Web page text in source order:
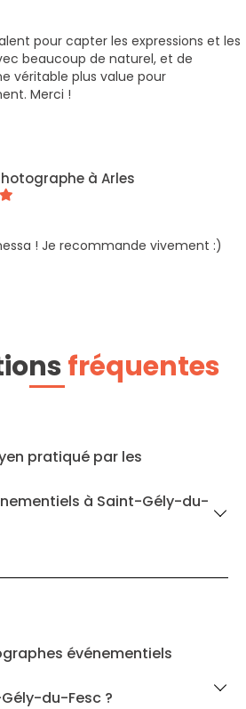
pour capter les expressions et les
beaucoup de naturel, et de
véritable plus value pour
Merci !
à Arles
! Je recommande vivement :)
fréquentes
pratiqué par les
à Saint-Gély-du-
événementiels
du-Fesc ?